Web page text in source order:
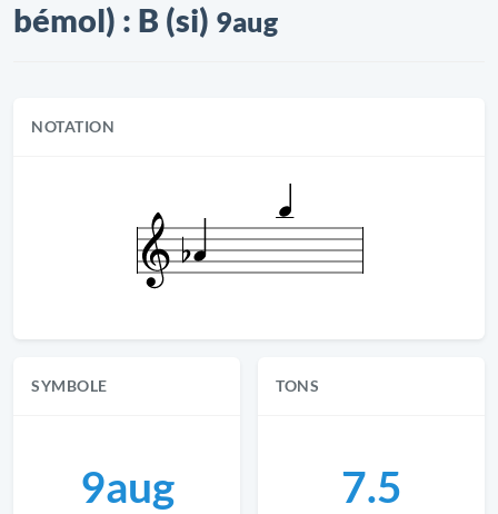
bémol) : B (si) 9aug
NOTATION
SYMBOLE
9aug
TONS
7.5